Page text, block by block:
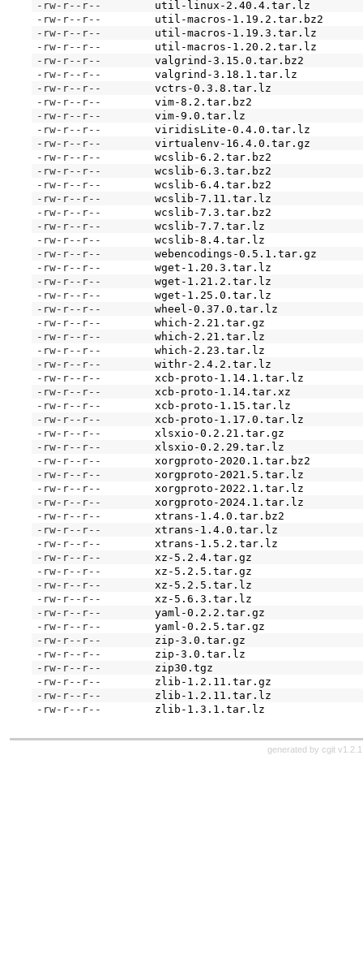
-rw-r--r--
util-linux-2.40.4.tar.lz
-rw-r--r--
util-macros-1.19.2.tar.bz2
-rw-r--r--
util-macros-1.19.3.tar.lz
-rw-r--r--
util-macros-1.20.2.tar.lz
-rw-r--r--
valgrind-3.15.0.tar.bz2
-rw-r--r--
valgrind-3.18.1.tar.lz
-rw-r--r--
vctrs-0.3.8.tar.lz
-rw-r--r--
vim-8.2.tar.bz2
-rw-r--r--
vim-9.0.tar.lz
-rw-r--r--
viridisLite-0.4.0.tar.lz
-rw-r--r--
virtualenv-16.4.0.tar.gz
-rw-r--r--
wcslib-6.2.tar.bz2
-rw-r--r--
wcslib-6.3.tar.bz2
-rw-r--r--
wcslib-6.4.tar.bz2
-rw-r--r--
wcslib-7.11.tar.lz
-rw-r--r--
wcslib-7.3.tar.bz2
-rw-r--r--
wcslib-7.7.tar.lz
-rw-r--r--
wcslib-8.4.tar.lz
-rw-r--r--
webencodings-0.5.1.tar.gz
-rw-r--r--
wget-1.20.3.tar.lz
-rw-r--r--
wget-1.21.2.tar.lz
-rw-r--r--
wget-1.25.0.tar.lz
-rw-r--r--
wheel-0.37.0.tar.lz
-rw-r--r--
which-2.21.tar.gz
-rw-r--r--
which-2.21.tar.lz
-rw-r--r--
which-2.23.tar.lz
-rw-r--r--
withr-2.4.2.tar.lz
-rw-r--r--
xcb-proto-1.14.1.tar.lz
-rw-r--r--
xcb-proto-1.14.tar.xz
-rw-r--r--
xcb-proto-1.15.tar.lz
-rw-r--r--
xcb-proto-1.17.0.tar.lz
-rw-r--r--
xlsxio-0.2.21.tar.gz
-rw-r--r--
xlsxio-0.2.29.tar.lz
-rw-r--r--
xorgproto-2020.1.tar.bz2
-rw-r--r--
xorgproto-2021.5.tar.lz
-rw-r--r--
xorgproto-2022.1.tar.lz
-rw-r--r--
xorgproto-2024.1.tar.lz
-rw-r--r--
xtrans-1.4.0.tar.bz2
-rw-r--r--
xtrans-1.4.0.tar.lz
-rw-r--r--
xtrans-1.5.2.tar.lz
-rw-r--r--
xz-5.2.4.tar.gz
-rw-r--r--
xz-5.2.5.tar.gz
-rw-r--r--
xz-5.2.5.tar.lz
-rw-r--r--
xz-5.6.3.tar.lz
-rw-r--r--
yaml-0.2.2.tar.gz
-rw-r--r--
yaml-0.2.5.tar.gz
-rw-r--r--
zip-3.0.tar.gz
-rw-r--r--
zip-3.0.tar.lz
-rw-r--r--
zip30.tgz
-rw-r--r--
zlib-1.2.11.tar.gz
-rw-r--r--
zlib-1.2.11.tar.lz
-rw-r--r--
zlib-1.3.1.tar.lz
generated by cgit v1.2.1